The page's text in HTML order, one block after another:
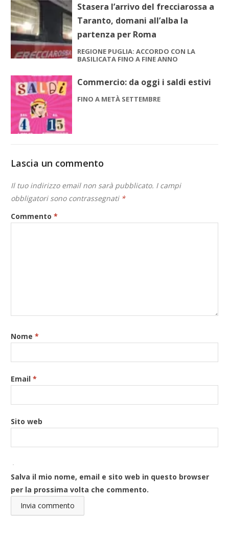
Stasera l’arrivo del frecciarossa a
Taranto, domani all’alba la
partenza per Roma
REGIONE PUGLIA: ACCORDO CON LA
BASILICATA FINO A FINE ANNO
Commercio: da oggi i saldi estivi
FINO A METÀ SETTEMBRE
Lascia un commento
Il tuo indirizzo email non sarà pubblicato. I campi
obbligatori sono contrassegnati *
Commento*
Nome*
Email*
Sito web
Salva il mio nome, email e sito web in questo browser
per la prossima volta che commento.